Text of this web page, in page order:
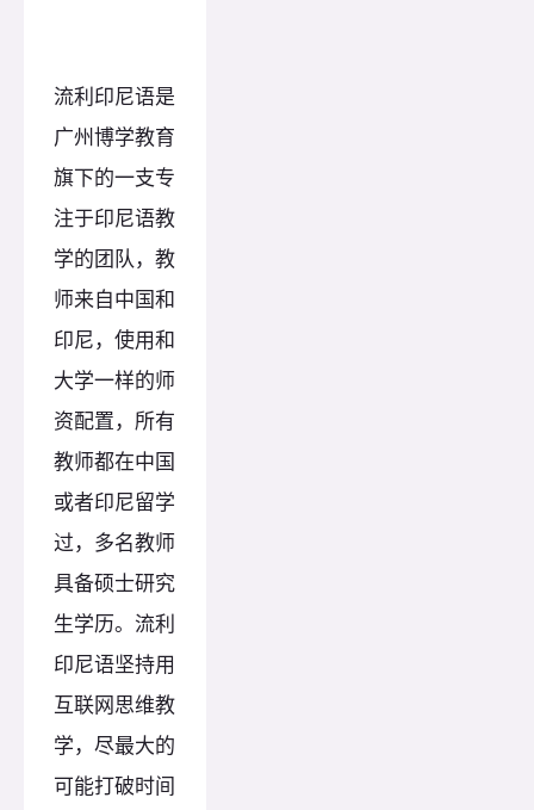
流利印尼语是
广州博学教育
旗下的一支专
注于印尼语教
学的团队，教
师来自中国和
印尼，使用和
大学一样的师
资配置，所有
教师都在中国
或者印尼留学
过，多名教师
具备硕士研究
生学历。流利
印尼语坚持用
互联网思维教
学，尽最大的
可能打破时间